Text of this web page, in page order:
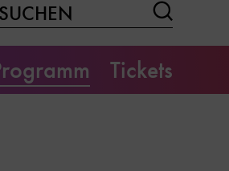
SUCHEN
Tickets